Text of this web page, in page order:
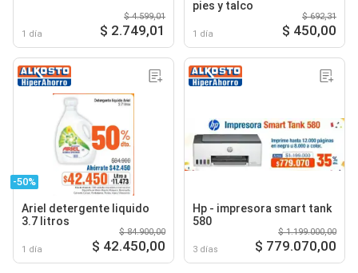
1 día
$ 4.599,01
$ 2.749,01
pies y talco
1 día
$ 692,31
$ 450,00
-50%
Ariel detergente liquido
3.7 litros
1 día
$ 84.900,00
$ 42.450,00
Hp - impresora smart tank
580
3 días
$ 1.199.000,00
$ 779.070,00